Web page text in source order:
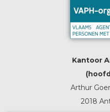
Kantoor
Arthur
2018